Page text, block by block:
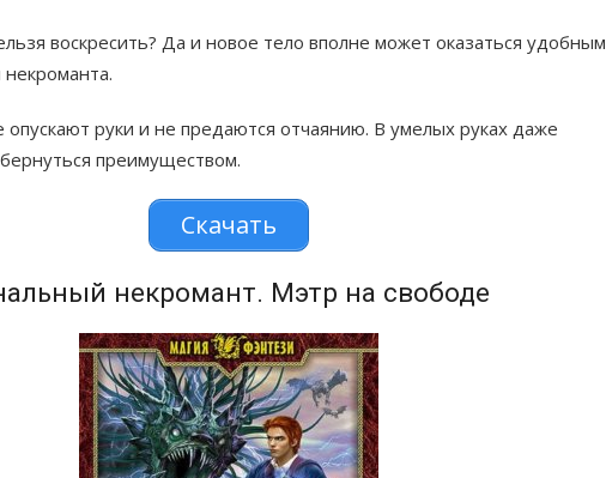
воскресить? Да и новое тело вполне может оказаться удобным
руки и не предаются отчаянию. В умелых руках даже
преимуществом.
Скачать
некромант. Мэтр на свободе